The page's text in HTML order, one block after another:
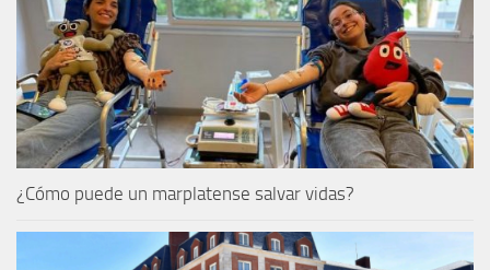
¿Cómo puede un marplatense salvar vidas?